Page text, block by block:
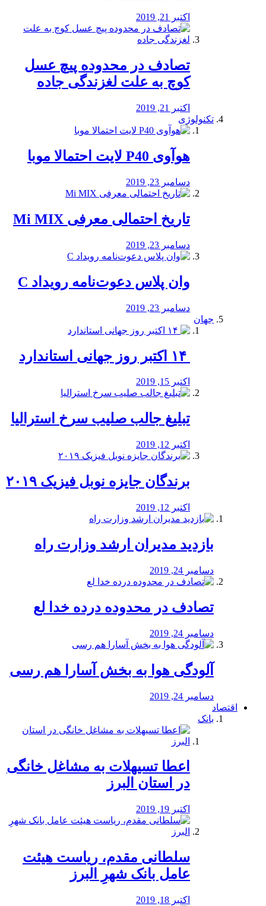
اکتبر 21, 2019
تصادف در محدوده پیچ عسل
کوچ به علت لغزندگی جاده
اکتبر 21, 2019
تکنولوژی
هوآوی P40 لایت احتمالا موبا
دسامبر 23, 2019
تاریخ احتمالی معرفی Mi MIX
دسامبر 23, 2019
وان پلاس دعوت‌نامه رویداد C
دسامبر 23, 2019
جهان
اکتبر 15, 2019
تبلیغ جالب صلیب سرخ استرالیا
اکتبر 12, 2019
برندگان جایزه نوبل فیزیک ۲۰۱۹
اکتبر 12, 2019
بازدید مدیران ارشد وزارت راه
دسامبر 24, 2019
تصادف در محدوده درده خدا لع
دسامبر 24, 2019
آلودگی هوا به بخش آسارا هم رسی
دسامبر 24, 2019
اقتصاد
بانک
️اعطا تسیهلات به مشاغل خانگی
در استان البرز
اکتبر 19, 2019
سلطانی مقدم، ریاست هیئت
عامل بانک شهرِ البرز
اکتبر 18, 2019